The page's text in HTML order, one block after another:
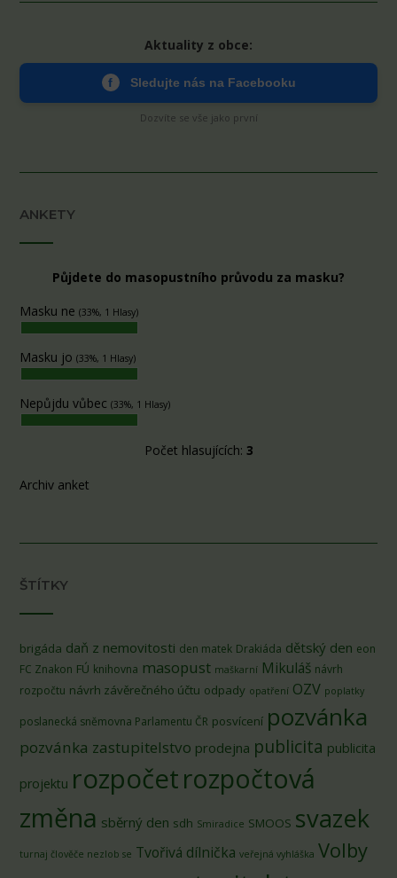
Aktuality z obce:
f Sledujte nás na Facebooku
Dozvíte se vše jako první
ANKETY
Půjdete do masopustního průvodu za masku?
Masku ne (33%, 1 Hlasy)
Masku jo (33%, 1 Hlasy)
Nepůjdu vůbec (33%, 1 Hlasy)
Počet hlasujících: 3
Archiv anket
ŠTÍTKY
brigáda daň z nemovitosti den matek Drakiáda dětský den eon
FC Znakon FÚ knihovna masopust maškarní Mikuláš návrh
rozpočtu návrh závěrečného účtu odpady opatření OZV poplatky
poslanecká sněmovna Parlamentu ČR posvícení pozvánka
pozvánka zastupitelstvo prodejna publicita publicita
projektu rozpočetrozpočtová
změna sběrný den sdh Smiradice SMOOS svazek
turnaj člověče nezlob se Tvořivá dílnička veřejná vyhláška Volby